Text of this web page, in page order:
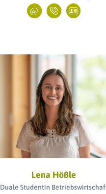
Lena Hößle
Duale Studentin